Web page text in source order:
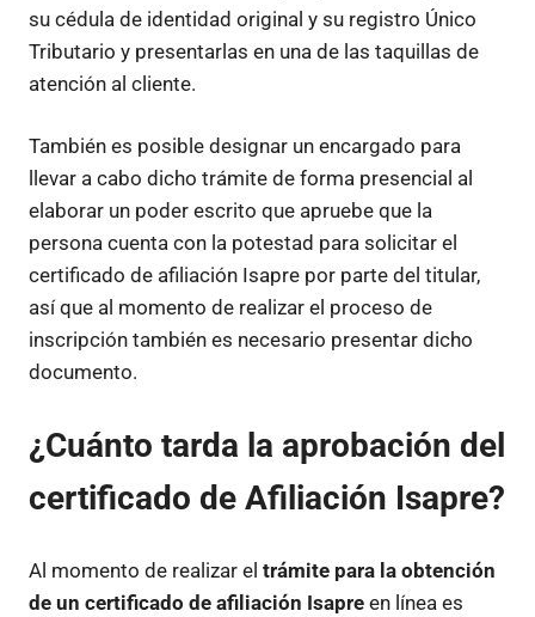
su cédula de identidad original y su registro Único
Tributario y presentarlas en una de las taquillas de
atención al cliente.
También es posible designar un encargado para
llevar a cabo dicho trámite de forma presencial al
elaborar un poder escrito que apruebe que la
persona cuenta con la potestad para solicitar el
certificado de afiliación Isapre por parte del titular,
así que al momento de realizar el proceso de
inscripción también es necesario presentar dicho
documento.
¿Cuánto tarda la aprobación del
certificado de Afiliación Isapre?
Al momento de realizar el trámite para la obtención
de un certificado de afiliación Isapre en línea es